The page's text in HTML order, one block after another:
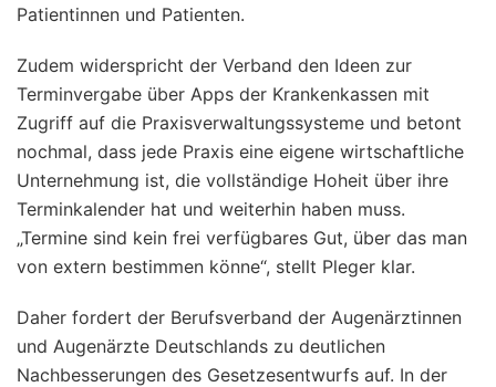
Patientinnen und Patienten.
Zudem widerspricht der Verband den Ideen zur
Terminvergabe über Apps der Krankenkassen mit
Zugriff auf die Praxisverwaltungssysteme und betont
nochmal, dass jede Praxis eine eigene wirtschaftliche
Unternehmung ist, die vollständige Hoheit über ihre
Terminkalender hat und weiterhin haben muss.
„Termine sind kein frei verfügbares Gut, über das man
von extern bestimmen könne“, stellt Pleger klar.
Daher fordert der Berufsverband der Augenärztinnen
und Augenärzte Deutschlands zu deutlichen
Nachbesserungen des Gesetzesentwurfs auf. In der